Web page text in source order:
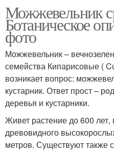
Можжевельник
Ботаническое
фото
Можжевельник –
семейства Кипарисовые (
возникает вопрос:
кустарник. Ответ прост –
деревья и кустарники.
Живет растение до 600
древовидного
метров. Существуют также